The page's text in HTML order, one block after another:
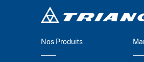
Nos Produits